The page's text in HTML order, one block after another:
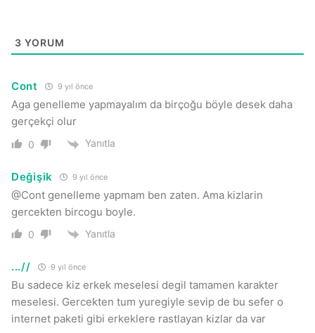
3 YORUM
Cont 9 yıl önce
Aga genelleme yapmayalım da birçoğu böyle desek daha
gerçekçi olur
0 Yanıtla
Değişik 9 yıl önce
@Cont genelleme yapmam ben zaten. Ama kizlarin
gercekten bircogu boyle.
0 Yanıtla
...// 9 yıl önce
Bu sadece kiz erkek meselesi degil tamamen karakter
meselesi. Gercekten tum yuregiyle sevip de bu sefer o
internet paketi gibi erkeklere rastlayan kizlar da var